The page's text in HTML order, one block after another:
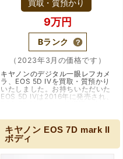
買取・質預かり
9万円
Bランク
（2023年3月の価格です）
キヤノンのデジタル一眼レフカメ
ラ、EOS 5D IVを買取・質預かり
いたしました。お持ちいただいた
EOS 5D IVは2016年に発売され、
センサーを搭載し…（大阪・江
坂）
キヤノン EOS 7D mark II
ボディ